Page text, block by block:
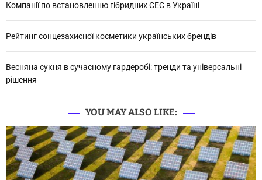
Компанії по встановленню гібридних СЕС в Україні
Рейтинг сонцезахисної косметики українських брендів
Весняна сукня в сучасному гардеробі: тренди та універсальні
рішення
YOU MAY ALSO LIKE: